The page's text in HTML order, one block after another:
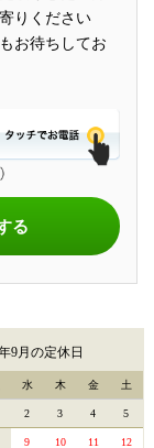
りください
お待ちしてお
る
9月の定休日
水 木 金 土
2 3 4 5
9 10 11 12